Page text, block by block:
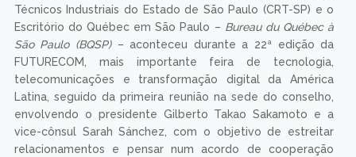
Técnicos Industriais do Estado de São Paulo (CRT-SP) e o
Escritório do Québec em São Paulo – Bureau du Québec à
São Paulo (BQSP)– aconteceu durante a 22ª edição da
FUTURECOM, mais importante feira de tecnologia,
telecomunicações e transformação digital da América
Latina, seguido da primeira reunião na sede do conselho,
envolvendo o presidente Gilberto Takao Sakamoto e a
vice-cônsul Sarah Sánchez, com o objetivo de estreitar
relacionamentos e pensar num acordo de cooperação